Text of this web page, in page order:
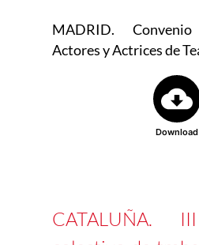
MADRID.
Actores y Actrices de
Download
CATALUÑA.